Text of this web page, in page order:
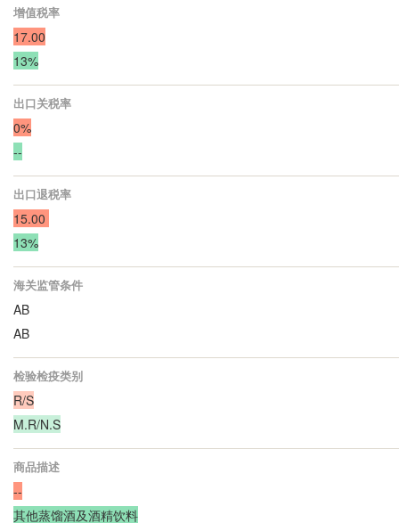
增值税率
17.00
13%
出口关税率
0%
--
出口退税率
15.00
13%
海关监管条件
AB
AB
检验检疫类别
R/S
M.R/N.S
商品描述
--
其他蒸馏酒及酒精饮料